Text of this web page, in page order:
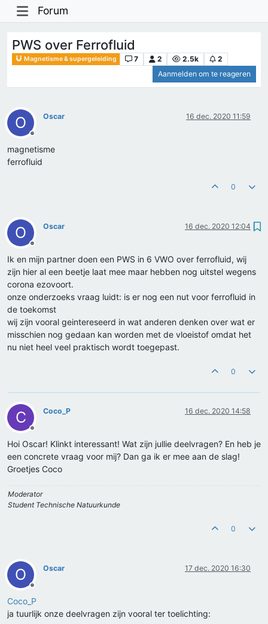
Forum
PWS over Ferrofluid
Magnetisme & supergeleiding 7 2 2.5k
2
Aanmelden om te reageren
O
Offline
Oscar 16 dec. 2020 11:59
magnetisme
ferrofluid
0
O
Offline
Oscar 16 dec. 2020 12:04
Ik en mijn partner doen een PWS in 6 VWO over ferrofluid, wij
zijn hier al een beetje laat mee maar hebben nog uitstel wegens
corona ezovoort.
onze onderzoeks vraag luidt: is er nog een nut voor ferrofluid in
de toekomst
wij zijn vooral geintereseerd in wat anderen denken over wat er
misschien nog gedaan kan worden met de vloeistof omdat het
nu niet heel veel praktisch wordt toegepast.
0
C
Offline
Coco_P 16 dec. 2020 14:58
Hoi Oscar! Klinkt interessant! Wat zijn jullie deelvragen? En heb je
een concrete vraag voor mij? Dan ga ik er mee aan de slag!
Groetjes Coco
Moderator
Student Technische Natuurkunde
0
O
Offline
Oscar 17 dec. 2020 16:30
Coco_P
ja tuurlijk onze deelvragen zijn vooral ter toelichting: